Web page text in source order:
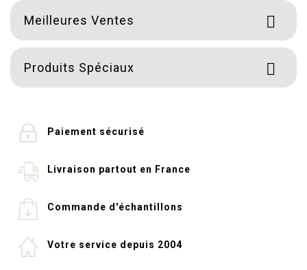
Meilleures Ventes 
Produits Spéciaux 
Paiement sécurisé
Livraison partout en France
Commande d'échantillons
Votre service depuis 2004